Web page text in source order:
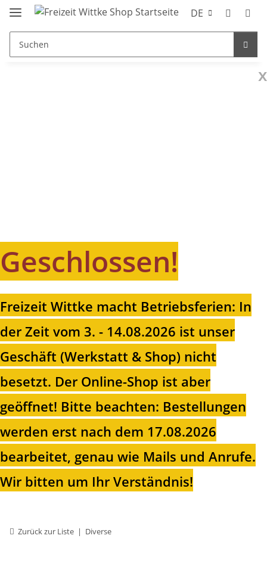
DE
x
Geschlossen!
Freizeit Wittke macht Betriebsferien: In
der Zeit vom 3. - 14.08.2026 ist unser
Geschäft (Werkstatt & Shop) nicht
besetzt. Der Online-Shop ist aber
geöffnet! Bitte beachten: Bestellungen
werden erst nach dem 17.08.2026
bearbeitet, genau wie Mails und Anrufe.
Wir bitten um Ihr Verständnis!
Zurück zur Liste Diverse